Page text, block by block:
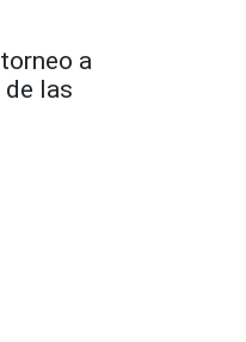
a
las